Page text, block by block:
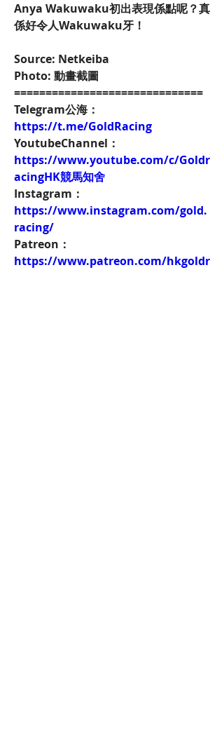
Anya Wakuwaku初出表現係點呢？真
係好令人Wakuwaku牙！
Source: Netkeiba
Photo: 動畫截圖
==============================
Telegram公海：
https://t.me/GoldRacing
YoutubeChannel：
https://www.youtube.com/c/Goldr
acingHK競馬知舍
Instagram：
https://www.instagram.com/gold.
racing/
Patreon：
https://www.patreon.com/hkgoldr